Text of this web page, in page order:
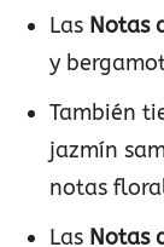
Las Notas
y
También
jazmín
notas
Las Notas